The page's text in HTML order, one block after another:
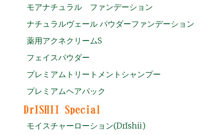
モアナチュラル ファンデーション
ナチュラルヴェール パウダーファンデーション
薬用アクネクリームS
フェイスパウダー
プレミアムトリートメントシャンプー
プレミアムヘアパック
モイスチャーローション(DrIshii)